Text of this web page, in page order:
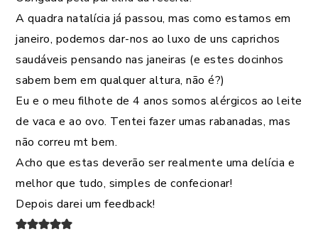
A quadra natalícia já passou, mas como estamos em
janeiro, podemos dar-nos ao luxo de uns caprichos
saudáveis pensando nas janeiras (e estes docinhos
sabem bem em qualquer altura, não é?)
Eu e o meu filhote de 4 anos somos alérgicos ao leite
de vaca e ao ovo. Tentei fazer umas rabanadas, mas
não correu mt bem.
Acho que estas deverão ser realmente uma delícia e
melhor que tudo, simples de confecionar!
Depois darei um feedback!